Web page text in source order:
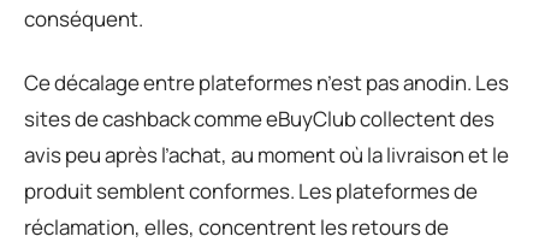
conséquent.
Ce décalage entre plateformes n’est pas anodin. Les
sites de cashback comme eBuyClub collectent des
avis peu après l’achat, au moment où la livraison et le
produit semblent conformes. Les plateformes de
réclamation, elles, concentrent les retours de